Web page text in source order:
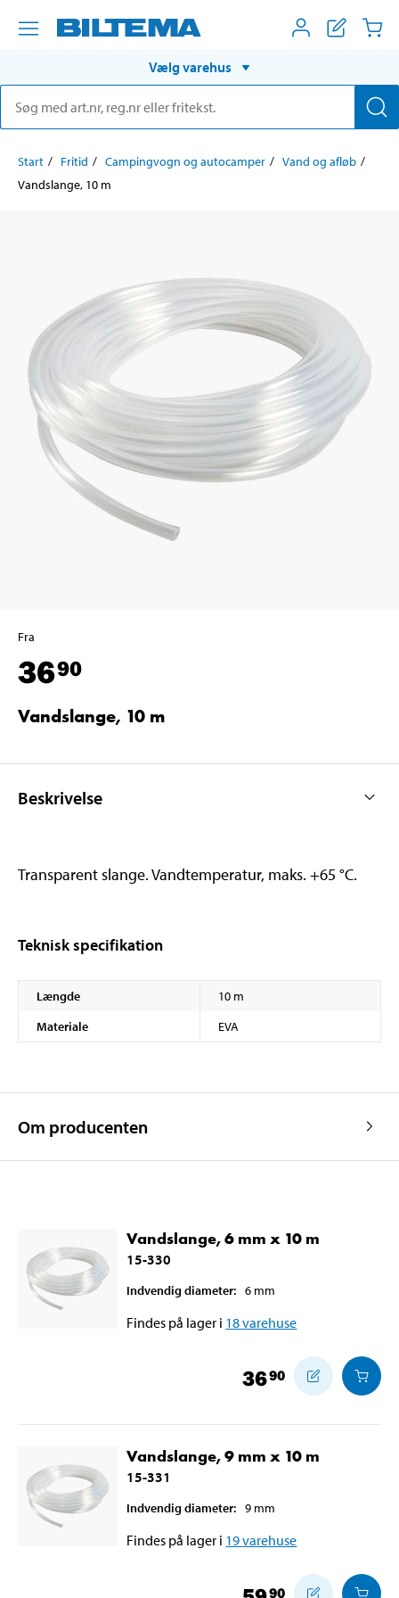
Vælg varehus
Start Fritid Campingvogn og autocamper
Vand og afløb
Vandslange, 10 m
Fra
3690
Vandslange, 10 m
Beskrivelse
Transparent slange. Vandtemperatur, maks. +65 °C.
Teknisk specifikation
Længde
10 m
Materiale
EVA
Om producenten
Vandslange, 6 mm x 10 m
15-330
Indvendig diameter: 6 mm
Findes på lager i 18varehuse
3690
Vandslange, 9 mm x 10 m
15-331
Indvendig diameter: 9 mm
Findes på lager i 19varehuse
90